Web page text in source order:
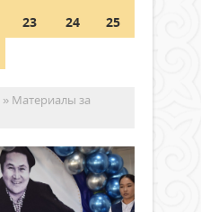
23 24
25
» Материалы за